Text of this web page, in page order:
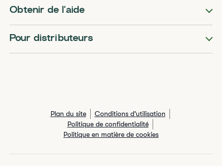
Obtenir de l'aide
Pour distributeurs
Plan du site
Conditions d'utilisation
Politique de confidentialité
Politique en matière de cookies